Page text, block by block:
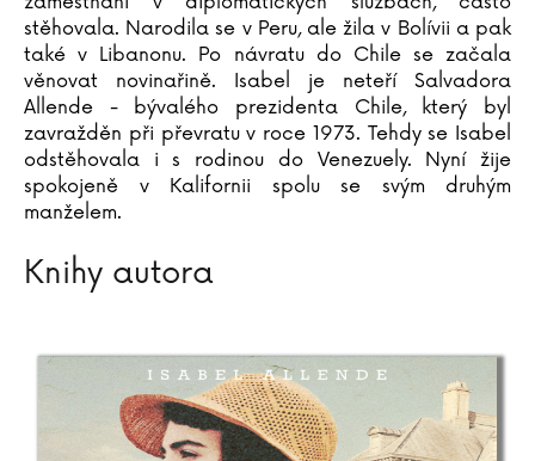
stěhovala. Narodila se v Peru, ale žila v Bolívii a pak
také v Libanonu. Po návratu do Chile se začala
věnovat novinařině. Isabel je neteří Salvadora
Allende - bývalého prezidenta Chile, který byl
zavražděn při převratu v roce 1973. Tehdy se Isabel
odstěhovala i s rodinou do Venezuely. Nyní žije
spokojeně v Kalifornii spolu se svým druhým
manželem.
Knihy autora